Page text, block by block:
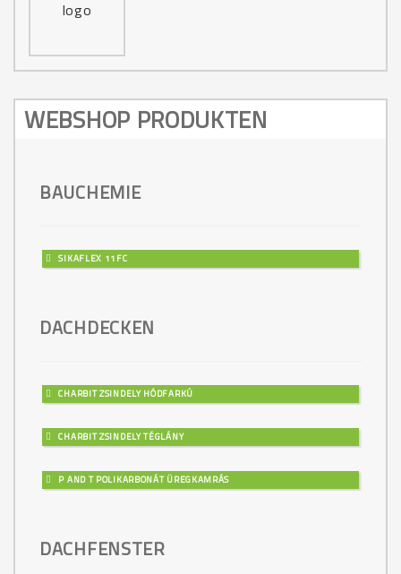
WEBSHOP PRODUKTEN
BAUCHEMIE
SIKAFLEX 11FC
DACHDECKEN
CHARBIT ZSINDELY HÓDFARKÚ
CHARBIT ZSINDELY TÉGLÁNY
P AND T POLIKARBONÁT ÜREGKAMRÁS
DACHFENSTER